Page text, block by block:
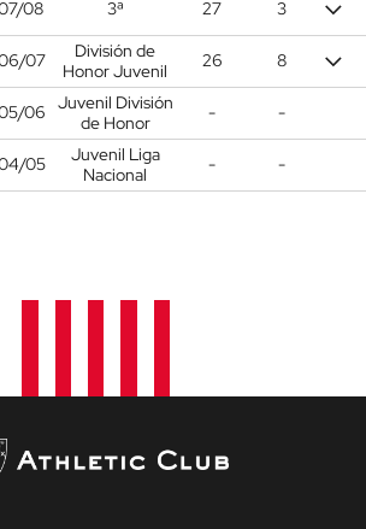
08 3ª 27
3
07
División de
Honor Juvenil
26 8
06
Juvenil División
de Honor
- -
05
Juvenil Liga
Nacional
- -